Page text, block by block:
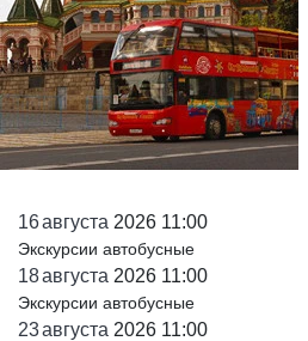
16августа 2026 11:00
Экскурсии автобусные
18августа 2026 11:00
Экскурсии автобусные
23августа 2026 11:00